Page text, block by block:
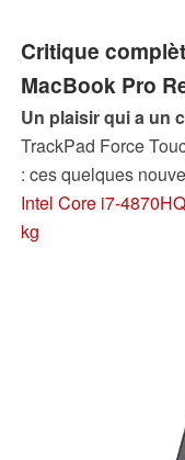
Critique
MacBook Pro
Un plaisir qui a un
TrackPad Force
: ces quelques
attractive cette
justifier son prix.
qui ont tous fait
Intel Core i7-
kg